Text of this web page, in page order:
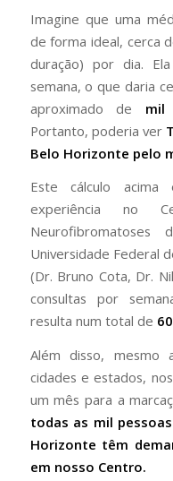
Imagine que uma
de forma ideal, cerca
duração) por dia.
semana, o que daria
aproximado de mil
Portanto, poderia ver
Belo Horizonte pelo
Este cálculo
experiência no
Universidade Federal
(Dr. Bruno Cota, Dr.
consultas por
resulta num total de
Além disso, mesmo
cidades e estados,
um mês para a
todas as mil
Horizonte têm
em nosso Centro.